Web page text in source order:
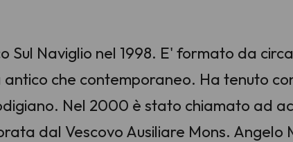
Sul Naviglio nel 1998. E' formato da
che contemporaneo. Ha tenuto
Nel 2000 è stato chiamato ad
dal Vescovo Ausiliare Mons. Angelo